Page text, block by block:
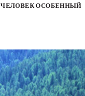
ЧЕЛОВЕК ОСОБЕННЫЙ